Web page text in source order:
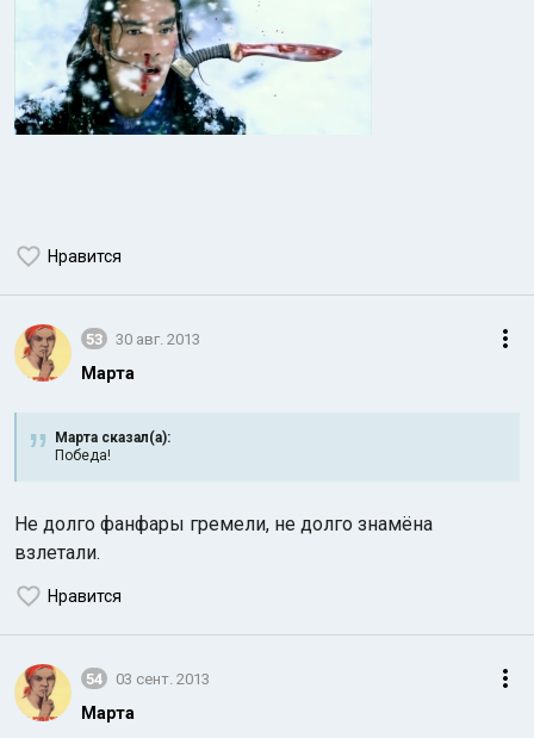
Нравится
53 30 авг. 2013
Марта
Марта сказал(а):
Победа!
Не долго фанфары гремели, не долго знамёна
взлетали.
Нравится
54 03 сент. 2013
Марта